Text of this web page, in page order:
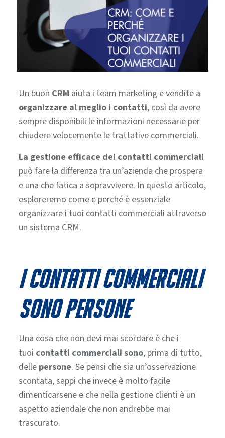
Un buon CRM aiuta i team marketing e vendite a
organizzare al meglio i contatti, così da avere
sempre disponibili le informazioni necessarie per
chiudere velocemente le trattative commerciali.
La gestione efficace dei contatti commerciali
può fare la differenza tra un’azienda che prospera
e una che fatica a sopravvivere. In questo articolo,
esploreremo come e perché è essenziale
organizzare i tuoi contatti commerciali attraverso
un sistema CRM.
I contatti commerciali
sono persone
Una cosa che non devi mai scordare è che i
tuoi contatti commerciali sono, prima di tutto,
delle persone. Se pensi che sia un’osservazione
scontata, sappi che invece è molto facile
dimenticarsene e che nella gestione clienti è un
aspetto aziendale che non andrebbe mai
trascurato.